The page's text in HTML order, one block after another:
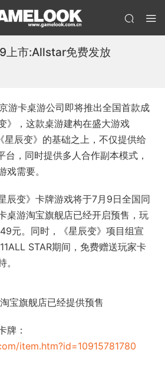
上市:Allstar免费发放
游卡桌游公司即将推出全国首款成
》，这款桌游建构在盛大游戏
星辰变》的基础之上，不仅提供给
台，同时提供多人合作副本模式，
戏需要。
辰变》卡牌游戏将于7月9日全国同
桌游淘宝旗舰店已经开启预售，玩
元。同时，《星辰变》项目组宣
STAR期间，免费赠送玩家卡
宝旗舰店已经提供预售
牌：
item.htm?id=10915781780